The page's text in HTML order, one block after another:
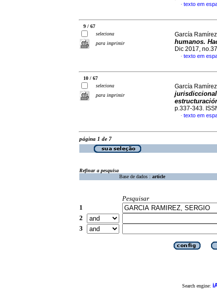
· texto em
9 / 67
seleciona
para imprimir
García
humanos.
Dic 2017,
· texto em
10 / 67
seleciona
para imprimir
García
p.337-343.
· texto em
página 1 de 7
Refinar a pesquisa
Base de dados : article
Pesquisar
1
2
3
Search engine: